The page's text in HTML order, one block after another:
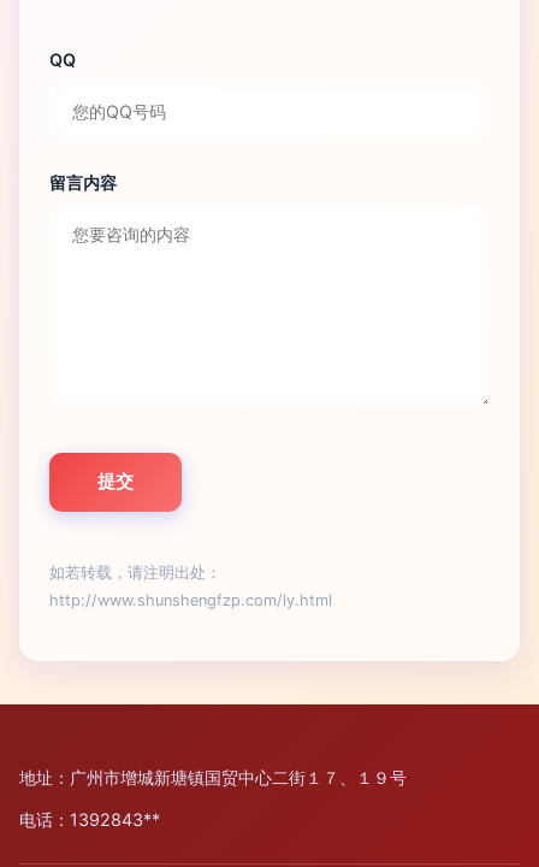
QQ
留言内容
如若转载，请注明出处：
http://www.shunshengfzp.com/ly.html
地址：广州市增城新塘镇国贸中心二街１７、１９号
电话：1392843**